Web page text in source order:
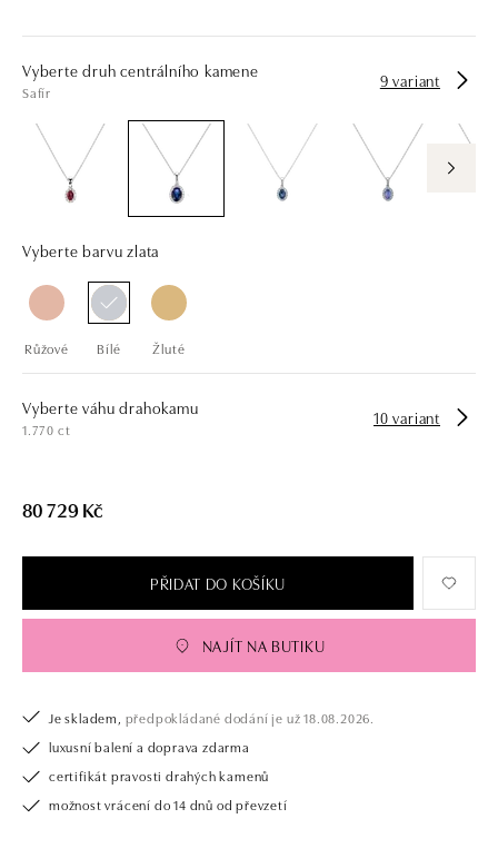
Vyberte druh centrálního kamene
Safír
9 variant
Vyberte barvu zlata
Růžové Bílé Žluté
Vyberte váhu drahokamu
1.770 ct
10 variant
80 729 Kč
PŘIDAT DO KOŠÍKU
NAJÍT NA BUTIKU
Je skladem, předpokládané dodání je už 18.08.2026.
luxusní balení a doprava zdarma
certifikát pravosti drahých kamenů
možnost vrácení do 14 dnů od převzetí